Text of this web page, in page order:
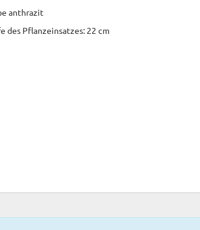
anthrazit
des Pflanzeinsatzes: 22 cm